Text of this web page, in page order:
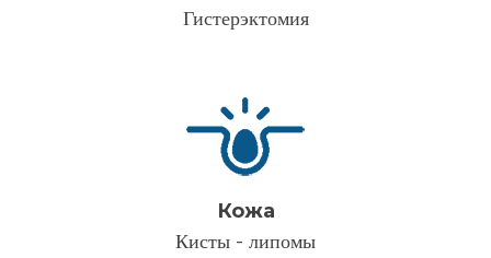
Гистерэктомия
Кожа
Кисты - липомы